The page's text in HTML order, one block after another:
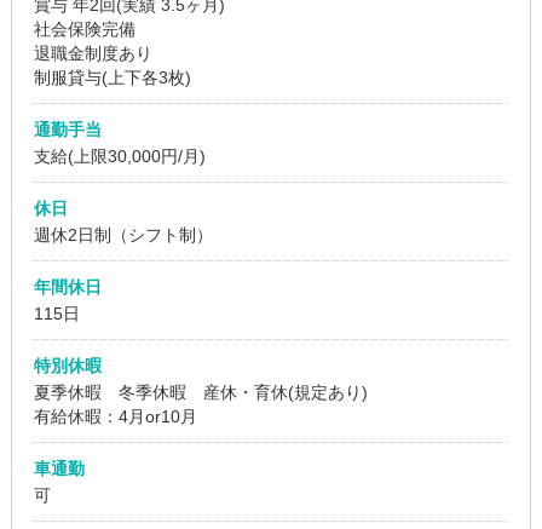
賞与 年2回(実績 3.5ヶ月)
社会保険完備
退職金制度あり
制服貸与(上下各3枚)
通勤手当
支給(上限30,000円/月)
休日
週休2日制（シフト制）
年間休日
115日
特別休暇
夏季休暇 冬季休暇 産休・育休(規定あり)
有給休暇：4月or10月
車通勤
可